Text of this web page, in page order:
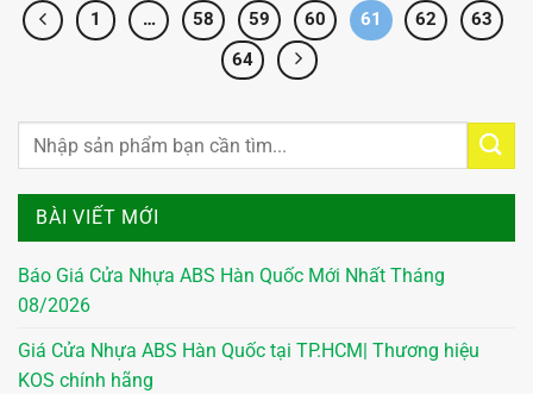
BÀI VIẾT MỚI
Báo Giá Cửa Nhựa ABS Hàn Quốc Mới Nhất Tháng
08/2026
Giá Cửa Nhựa ABS Hàn Quốc tại TP.HCM| Thương hiệu
KOS chính hãng
1 … 58 59 60 61 62
63
64